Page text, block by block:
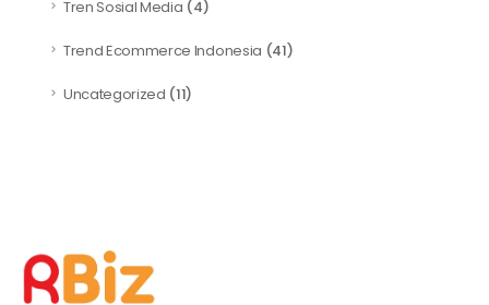
Tren Sosial Media (4)
Trend Ecommerce Indonesia (41)
Uncategorized (11)